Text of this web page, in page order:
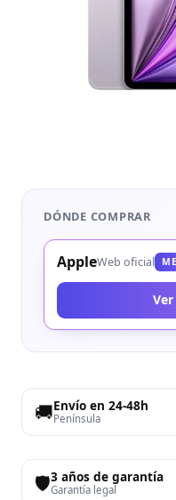
DÓNDE COMPRAR
AppleWeb oficial
🚚Envío en 24-48h
Península
🛡️3 años de garantía
Garantía legal